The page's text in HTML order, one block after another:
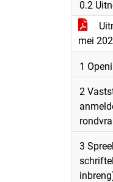
0.2
mei
1
2
3